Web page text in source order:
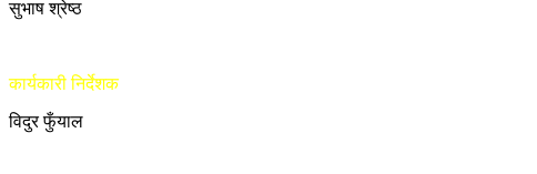
सुभाष श्रेष्ठ
कार्यकारी निर्देशक
विदुर फुँयाल